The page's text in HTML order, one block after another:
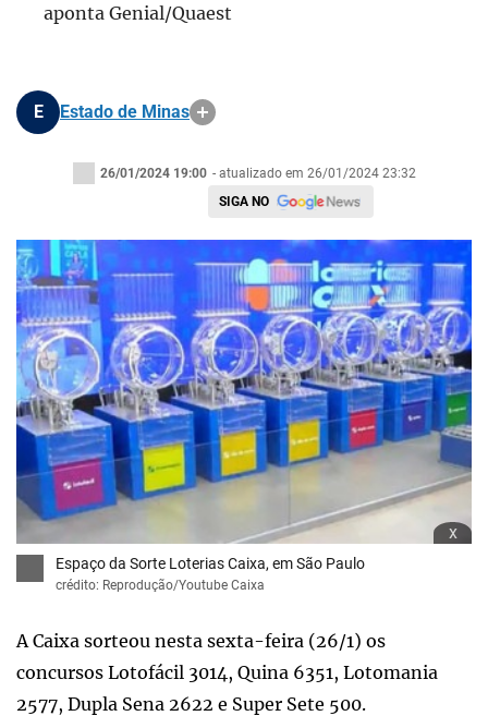
aponta Genial/Quaest
E Estado de Minas
26/01/2024 19:00 - atualizado em 26/01/2024 23:32
SIGA NO
x
Espaço da Sorte Loterias Caixa, em São Paulo
crédito: Reprodução/Youtube Caixa
A Caixa sorteou nesta sexta-feira (26/1) os
concursos Lotofácil 3014, Quina 6351, Lotomania
2577, Dupla Sena 2622 e Super Sete 500.